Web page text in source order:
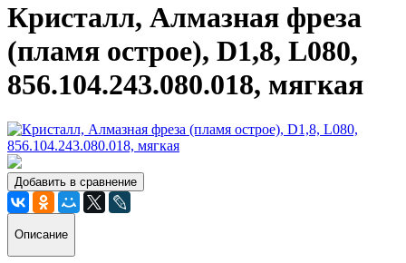
Кристалл, Алмазная фреза
(пламя острое), D1,8, L080,
856.104.243.080.018, мягкая
Добавить в сравнение
Описание